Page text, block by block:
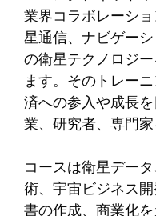
業界コラボレーシ
星通信、ナビゲー
の衛星テクノロジ
ます。そのトレー
済への参入や成長
業、研究者、専門
コースは衛星デー
術、宇宙ビジネス
書の作成、商業化